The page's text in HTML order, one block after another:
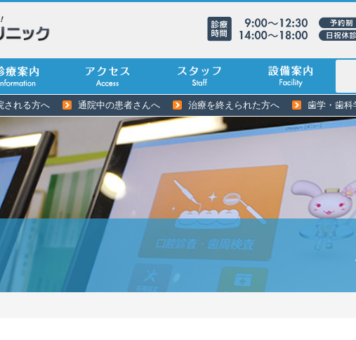
される方へ 通院中の患者さんへ 治療を終えられた方へ 歯学・歯科